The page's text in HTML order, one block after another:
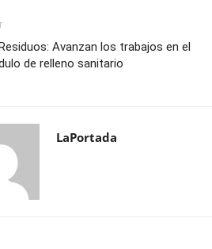
Avanzan los trabajos en el
de relleno sanitario
LaPortada